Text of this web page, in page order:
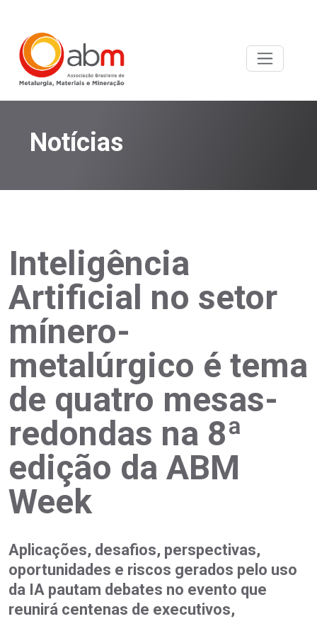
Notícias
Inteligência
Artificial no setor
mínero-
metalúrgico é tema
de quatro mesas-
redondas na 8ª
edição da ABM
Week
Aplicações, desafios, perspectivas,
oportunidades e riscos gerados pelo uso
da IA pautam debates no evento que
reunirá centenas de executivos,